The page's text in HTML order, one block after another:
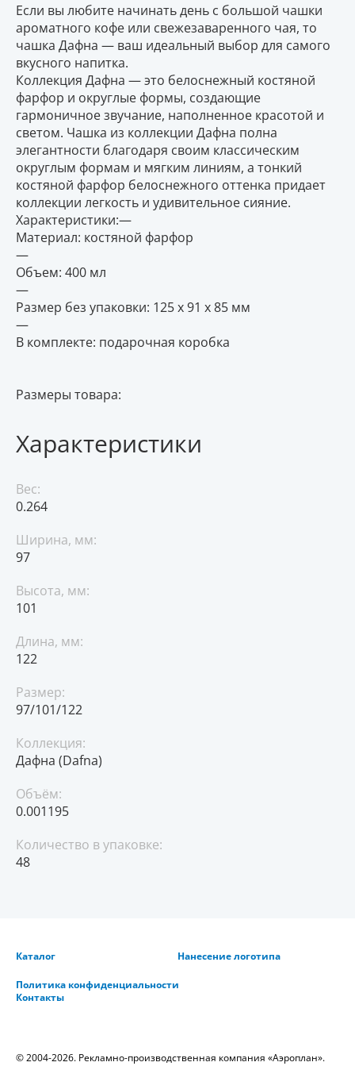
Если вы любите начинать день с большой чашки
ароматного кофе или свежезаваренного чая, то
чашка Дафна — ваш идеальный выбор для самого
вкусного напитка.
Коллекция Дафна — это белоснежный костяной
фарфор и округлые формы, создающие
гармоничное звучание, наполненное красотой и
светом. Чашка из коллекции Дафна полна
элегантности благодаря своим классическим
округлым формам и мягким линиям, а тонкий
костяной фарфор белоснежного оттенка придает
коллекции легкость и удивительное сияние.
Характеристики:—
Материал: костяной фарфор
—
Объем: 400 мл
—
Размер без упаковки: 125 х 91 х 85 мм
—
В комплекте: подарочная коробка
Размеры товара:
Характеристики
Вес:
0.264
Ширина, мм:
97
Высота, мм:
101
Длина, мм:
122
Размер:
97/101/122
Коллекция:
Дафна (Dafna)
Объём:
0.001195
Количество в упаковке:
48
Каталог Нанесение логотипа
Политика конфиденциальности
Контакты
© 2004-2026. Рекламно-производственная компания «Аэроплан».